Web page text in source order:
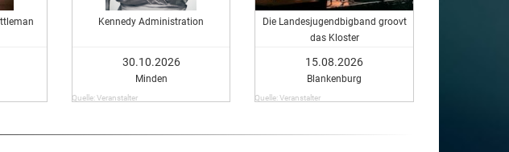
Kennedy Administration
30.10.2026
Minden
Quelle: Veranstalter
Die Landesjugendbigband groovt
das Kloster
15.08.2026
Blankenburg
Quelle: Veranstalter